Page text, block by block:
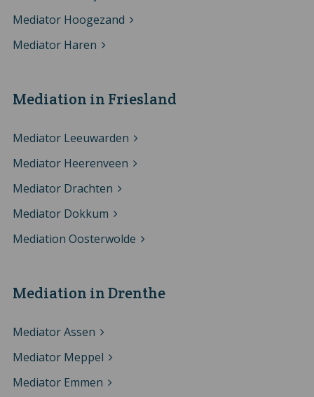
Mediator Hoogezand
Mediator Haren
Mediation in Friesland
Mediator Leeuwarden
Mediator Heerenveen
Mediator Drachten
Mediator Dokkum
Mediation Oosterwolde
Mediation in Drenthe
Mediator Assen
Mediator Meppel
Mediator Emmen